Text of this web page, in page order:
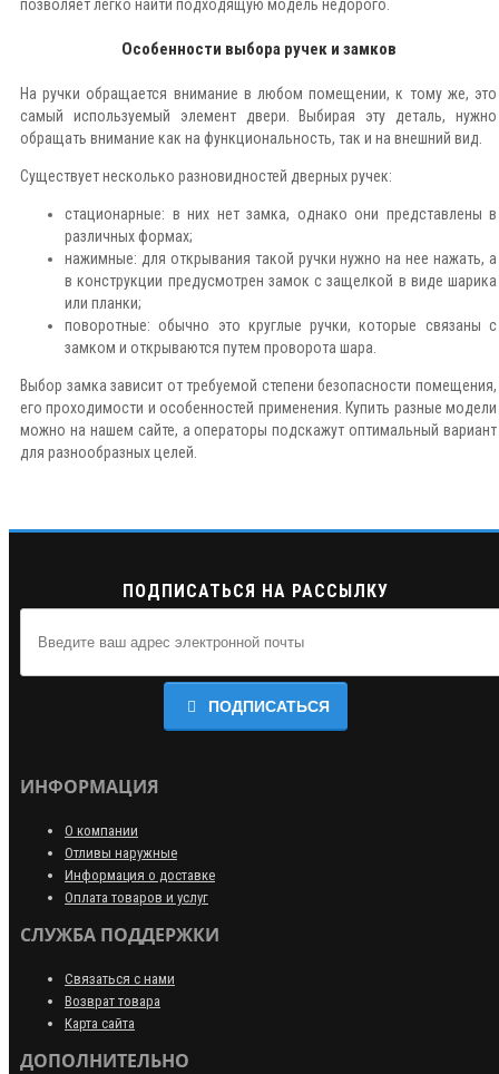
позволяет легко найти подходящую модель недорого.
Особенности выбора ручек и замков
На ручки обращается внимание в любом помещении, к тому же, это
самый используемый элемент двери. Выбирая эту деталь, нужно
обращать внимание как на функциональность, так и на внешний вид.
Существует несколько разновидностей дверных ручек:
стационарные: в них нет замка, однако они представлены в
различных формах;
нажимные: для открывания такой ручки нужно на нее нажать, а
в конструкции предусмотрен замок с защелкой в виде шарика
или планки;
поворотные: обычно это круглые ручки, которые связаны с
замком и открываются путем проворота шара.
Выбор замка зависит от требуемой степени безопасности помещения,
его проходимости и особенностей применения. Купить разные модели
можно на нашем сайте, а операторы подскажут оптимальный вариант
для разнообразных целей.
ПОДПИСАТЬСЯ НА РАССЫЛКУ
ПОДПИСАТЬСЯ
ИНФОРМАЦИЯ
О компании
Отливы наружные
Информация о доставке
Оплата товаров и услуг
СЛУЖБА ПОДДЕРЖКИ
Связаться с нами
Возврат товара
Карта сайта
ДОПОЛНИТЕЛЬНО